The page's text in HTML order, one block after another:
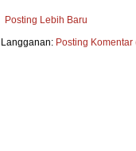
Posting Lebih Baru
Langganan: Posting Komentar